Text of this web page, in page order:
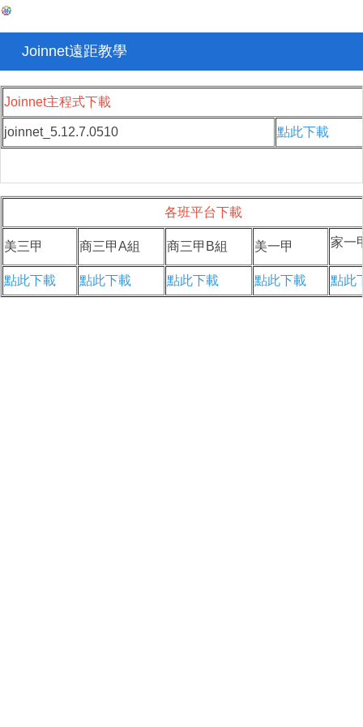
Joinnet遠距教學
Joinnet主程式下載
joinnet_5.12.7.0510 點此下載
各班平台下載
美三甲 商三甲A組 商三甲B組 美一甲 家一
點此下載 點此下載 點此下載 點此下載 點此